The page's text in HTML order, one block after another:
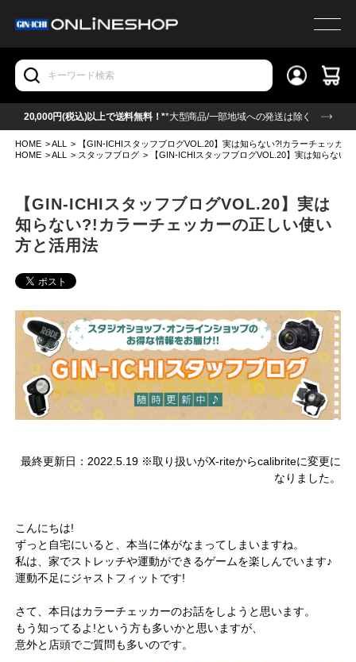
20,000円(税込)以上で送料無料！**大型商品/一部地域への発送は除く
HOME >ALL >
【GIN-ICHIスタッフブログVOL.20】実は知らない?!カラーチェッカ
HOME >ALL > スタッフブログ > 【GIN-ICHIスタッフブログVOL.20】実は知らない
【GIN-ICHIスタッフブログVOL.20】実は
知らない?!カラーチェッカーの正しい使い
方と活用法
最終更新日：2022.5.19 ※取り扱いがX-riteからcalibriteに変更に
なりました。
こんにちは!
ずっと自宅にいると、本当に体がなまってしまいますね。
私は、家でストレッチや運動ができるゲームを楽しんでいます♪
運動不足にジャストフィットです!
さて、本日はカラーチェッカーのお話をしようと思います。
もう知ってるよ!という方も多いかと思いますが、
意外と店頭でご質問も多いのです。